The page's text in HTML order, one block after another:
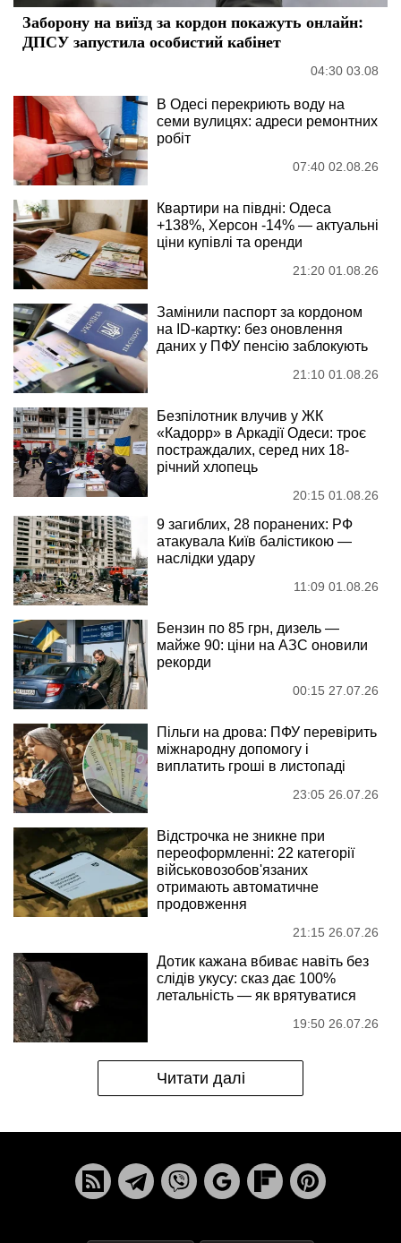
Заборону на виїзд за кордон покажуть онлайн:
ДПСУ запустила особистий кабінет
04:30 03.08
В Одесі перекриють воду на
семи вулицях: адреси ремонтних
робіт
07:40 02.08.26
Квартири на півдні: Одеса
+138%, Херсон -14% — актуальні
ціни купівлі та оренди
21:20 01.08.26
Замінили паспорт за кордоном
на ID-картку: без оновлення
даних у ПФУ пенсію заблокують
21:10 01.08.26
Безпілотник влучив у ЖК
«Кадорр» в Аркадії Одеси: троє
постраждалих, серед них 18-
річний хлопець
20:15 01.08.26
9 загиблих, 28 поранених: РФ
атакувала Київ балістикою —
наслідки удару
11:09 01.08.26
Бензин по 85 грн, дизель —
майже 90: ціни на АЗС оновили
рекорди
00:15 27.07.26
Пільги на дрова: ПФУ перевірить
міжнародну допомогу і
виплатить гроші в листопаді
23:05 26.07.26
Відстрочка не зникне при
переоформленні: 22 категорії
військовозобов'язаних
отримають автоматичне
продовження
21:15 26.07.26
Дотик кажана вбиває навіть без
слідів укусу: сказ дає 100%
летальність — як врятуватися
19:50 26.07.26
Читати далі